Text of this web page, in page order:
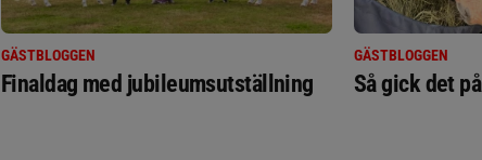
GÄSTBLOGGEN
Finaldag med jubileumsutställning
GÄSTBLOGGEN
Så gick det